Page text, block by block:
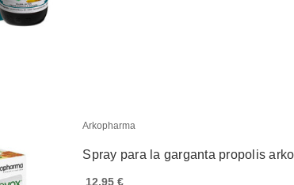
Arkopharma
Spray para la garganta propolis
12,95 €